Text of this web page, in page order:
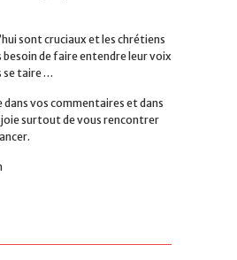
sont cruciaux et les chrétiens
besoin de faire entendre leur voix
se taire …
dans vos commentaires et dans
joie surtout de vous rencontrer